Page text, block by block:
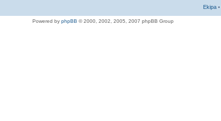
Ekipa •
Powered by phpBB © 2000, 2002, 2005, 2007 phpBB Group